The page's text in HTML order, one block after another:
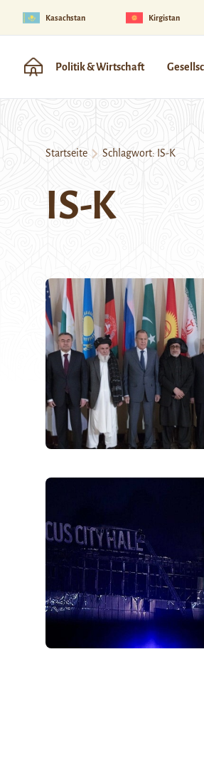
Kasachstan Kirgistan
Politik & Wirtschaft
Startseite Schlagwort: IS-K
IS-K